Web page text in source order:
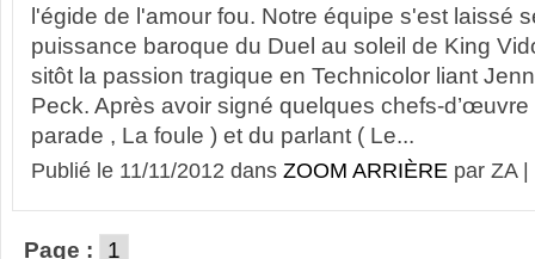
l'égide de l'amour fou. Notre équipe s'est laissé
puissance baroque du Duel au soleil de King
sitôt la passion tragique en Technicolor liant
Peck. Après avoir signé quelques chefs-
parade , La foule ) et du parlant ( Le...
Publié le 11/11/2012 dans ZOOM ARRIÈRE par ZA |
Page : 1